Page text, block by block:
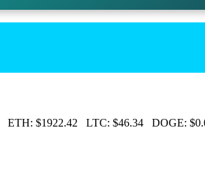
ETH:$1922.42 LTC:$46.34 DOGE: